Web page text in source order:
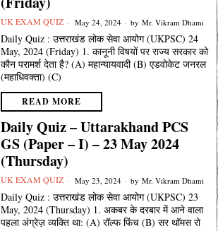
UK EXAM QUIZ May 24, 2024 by Mr. Vikram Dhami
Daily Quiz : उत्तराखंड लोक सेवा आयोग (UKPSC) 24
May, 2024 (Friday) 1. कानूनी विषयों पर राज्य सरकार को
कौन परामर्श देता है? (A) महान्यायवादी (B) एडवोकेट जनरल
(महाधिवक्ता) (C)
READ MORE
Daily Quiz – Uttarakhand PCS
GS (Paper – I) – 23 May 2024
(Thursday)
UK EXAM QUIZ May 23, 2024 by Mr. Vikram Dhami
Daily Quiz : उत्तराखंड लोक सेवा आयोग (UKPSC) 23
May, 2024 (Thursday) 1. अकबर के दरबार में आने वाला
पहला अंग्रेज़ व्यक्ति था: (A) रॉल्फ फिंच (B) सर थॉमस रो